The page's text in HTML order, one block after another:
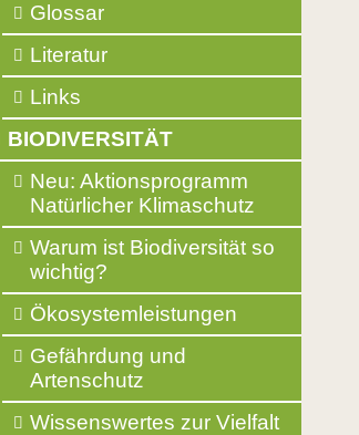
Glossar
Literatur
Links
BIODIVERSITÄT
Neu: Aktionsprogramm
Natürlicher Klimaschutz
Warum ist Biodiversität so
wichtig?
Ökosystemleistungen
Gefährdung und
Artenschutz
Wissenswertes zur Vielfalt